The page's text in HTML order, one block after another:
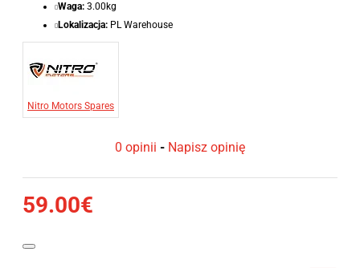
Waga: 3.00kg
Lokalizacja: PL Warehouse
Nitro Motors Spares
0 opinii - Napisz opinię
59.00€